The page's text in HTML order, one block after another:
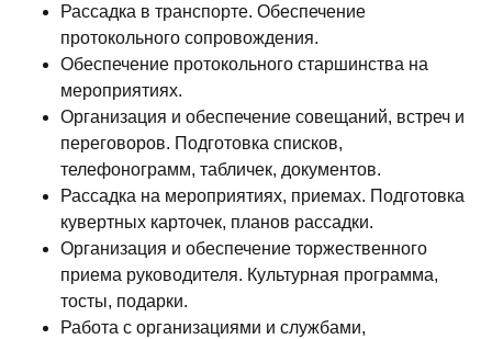
Рассадка в транспорте. Обеспечение
протокольного сопровождения.
Обеспечение протокольного старшинства на
мероприятиях.
Организация и обеспечение совещаний, встреч и
переговоров. Подготовка списков,
телефонограмм, табличек, документов.
Рассадка на мероприятиях, приемах. Подготовка
кувертных карточек, планов рассадки.
Организация и обеспечение торжественного
приема руководителя. Культурная программа,
тосты, подарки.
Работа с организациями и службами,